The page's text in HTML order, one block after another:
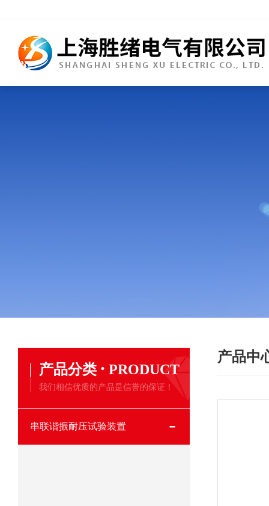
产品分类 · PRODUCT
我们相信优质的产品是信誉的保证！
串联谐振耐压试验装置
产品中